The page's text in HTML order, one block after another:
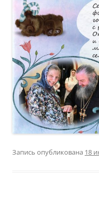
Запись опубликована 18